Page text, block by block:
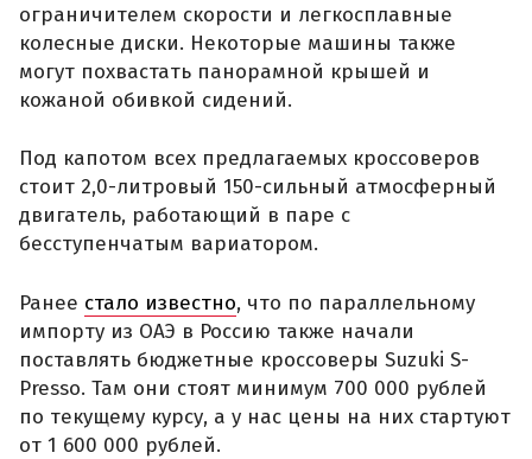
ограничителем скорости и легкосплавные
колесные диски. Некоторые машины также
могут похвастать панорамной крышей и
кожаной обивкой сидений.
Под капотом всех предлагаемых кроссоверов
стоит 2,0-литровый 150-сильный атмосферный
двигатель, работающий в паре с
бесступенчатым вариатором.
Ранее стало известно, что по параллельному
импорту из ОАЭ в Россию также начали
поставлять бюджетные кроссоверы Suzuki S-
Presso. Там они стоят минимум 700 000 рублей
по текущему курсу, а у нас цены на них стартуют
от 1 600 000 рублей.